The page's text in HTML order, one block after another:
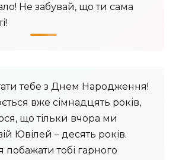
Не забувай, що ти сама
тебе з Днем Народження!
вже сімнадцять років,
що тільки вчора ми
Ювілей – десять років.
побажати тобі гарного